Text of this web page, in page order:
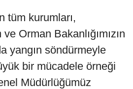
tüm kurumları,
Orman Bakanlığımızın
yangın söndürmeyle
bir mücadele örneği
Müdürlüğümüz